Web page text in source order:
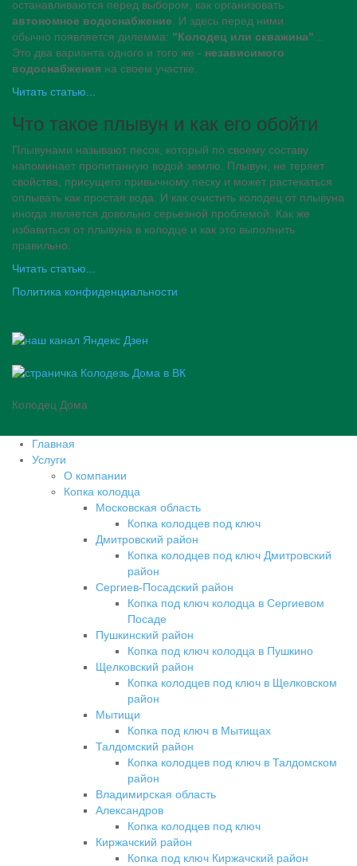
останавливаются перед выбором, как организовать
автономное водоснабжение . И здесь перед ними
обычно появляется дилемма: "Колодец или скважина"
Это два варианта одного и того же - независимого
водоснабжения на своем участке.
Читать статью...
Что такое плывун и как его обойти
Плывунами называют песок, который по своему составу
напоминает пропитанную водой землю. Плывун, не теряет
свойства, присущего привычному песку и может растекаться
оплывать как простая вода. И как очистить колодец от плывуна
иногда является довольно серьезной проблемой. Как же
избавиться от плывуна в колодце и как это выполнить
правильно.
Читать статью...
Политика конфиденциальности
Колодец Дома
Главная
Услуги
О компании
Копка колодца
Московская область
Копка колодцев под ключ
Дмитровский район
Копка колодцев под ключ Дмитровский
район
Сергиев-Посадский район
Копка под ключ колодца в Сергиевом
Посаде
Пушкинский район
Копка под ключ колодца в Пушкино
Щелковский район
Копка колодцев под ключ в Щелковском
район
Мытищи
Копка под ключ в Мытищах
Талдомский район
Копка колодцев под ключ в Талдомском
район
Владимирская область
Александров
Копка колодцев под ключ
Киржачский район
Копка под ключ Киржачский район